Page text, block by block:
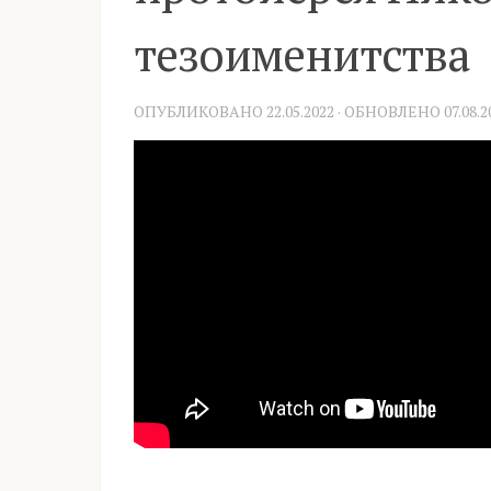
тезоименитства
ОПУБЛИКОВАНО 22.05.2022 · ОБНОВЛЕНО